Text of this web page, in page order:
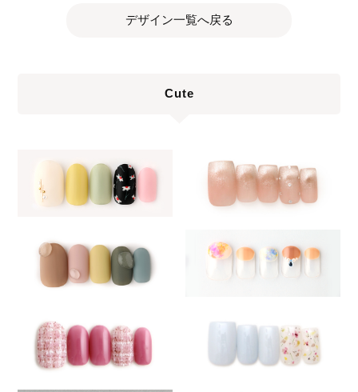
デザイン一覧へ戻る
Cute